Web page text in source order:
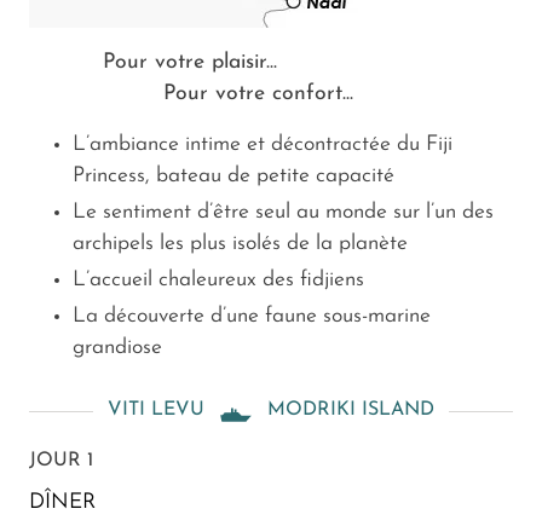
Pour votre plaisir...
Pour votre confort...
L’ambiance intime et décontractée du Fiji
Princess, bateau de petite capacité
Le sentiment d’être seul au monde sur l’un des
archipels les plus isolés de la planète
L’accueil chaleureux des fidjiens
La découverte d’une faune sous-marine
grandiose
VITI LEVU MODRIKI ISLAND
JOUR 1
DÎNER